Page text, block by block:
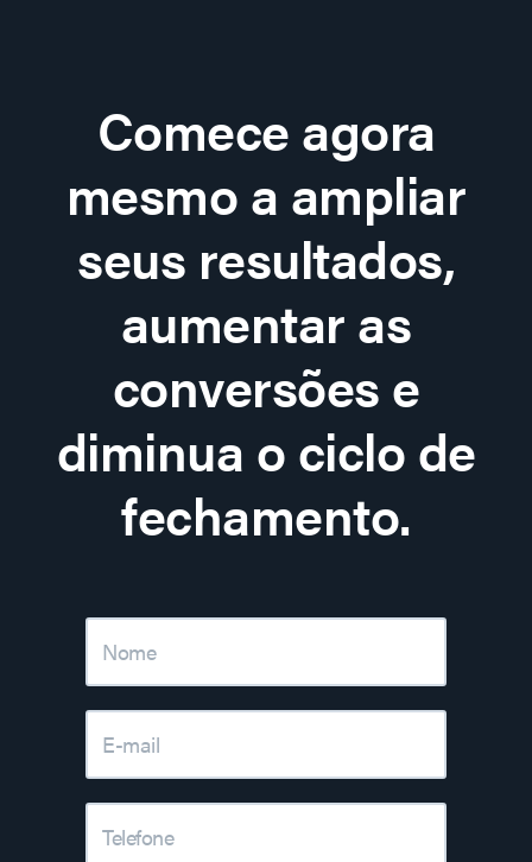
Comece agora
mesmo a ampliar
seus resultados,
aumentar as
conversões e
diminua o ciclo de
fechamento.